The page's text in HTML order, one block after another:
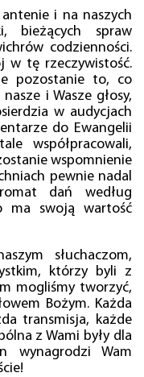
i na naszych
bieżących spraw
codzienności.
w tę rzeczywistość.
pozostanie to, co
i Wasze głosy,
w audycjach
do Ewangelii
współpracowali,
wspomnienie
pewnie nadal
dań według
ma swoją wartość
słuchaczom,
którzy byli z
mogliśmy tworzyć,
Bożym. Każda
transmisja, każde
z Wami były dla
wynagrodzi Wam